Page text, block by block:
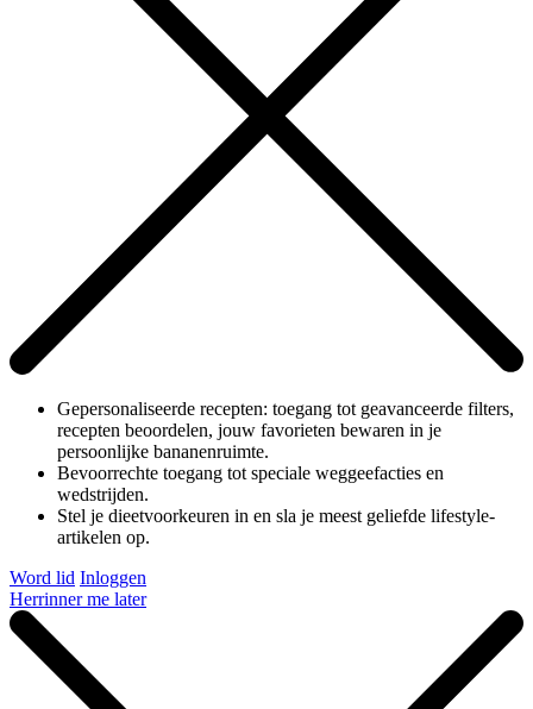
Gepersonaliseerde recepten: toegang tot geavanceerde filters,
recepten beoordelen, jouw favorieten bewaren in je
persoonlijke bananenruimte.
Bevoorrechte toegang tot speciale weggeefacties en
wedstrijden.
Stel je dieetvoorkeuren in en sla je meest geliefde lifestyle-
artikelen op.
Word lid Inloggen
Herrinner me later